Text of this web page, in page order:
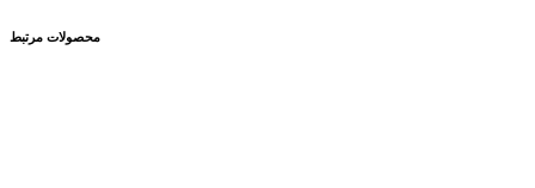
محصولات مرتبط